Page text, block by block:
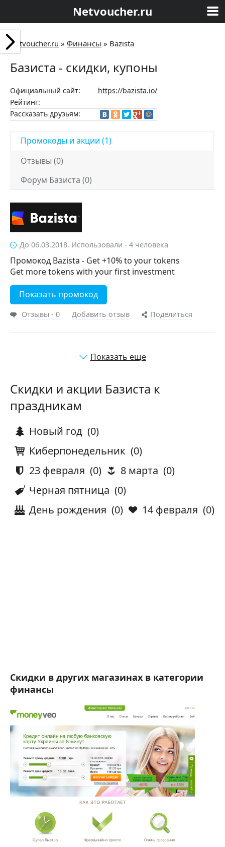
Netvoucher.ru
Netvoucher.ru » Финансы » Bazista
Базиста - скидки, купоны
Официальный сайт:
https://bazista.io/
Рейтинг:
Рассказать друзьям:
Промокоды и акции (1)
Отзывы (0)
Форум Базиста (0)
До 06.03.2018. Использовали - 4 человека
Промокод Bazista - Get +10% to your tokens
Get more tokens with your first investment
Показать промокод
Отзывы - 0 Добавить отзыв Поделиться
Показать еще
Скидки и акции Базиста к
праздникам
Новый год (0)
Киберпонедельник (0)
23 февраля (0) 8 марта (0)
Черная пятница (0)
День рождения (0) 14 февраля (0)
Скидки в других магазинах в категории
финансы